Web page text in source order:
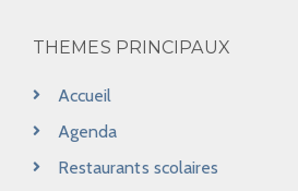
THEMES PRINCIPAUX
Accueil
Agenda
Restaurants scolaires